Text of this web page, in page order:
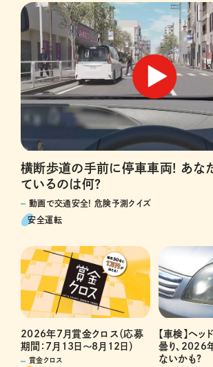
横断歩道の手前に停車車両! あな
ているのは何?
動画で交通安全! 危険予測クイズ
安全運転
2026年7月賞金クロス（応募
期間：7月13日～8月12日）
賞金クロス
【車検】ヘッ
曇り、2026
ないかも?